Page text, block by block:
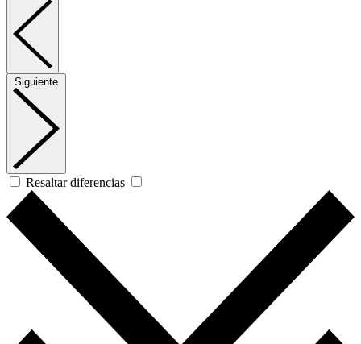
Siguiente
Resaltar diferencias